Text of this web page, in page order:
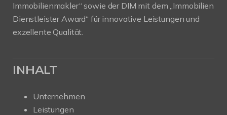
Immobilienmakler“ sowie der DIM mit dem „Immobilien
Dienstleister Award“ für innovative Leistungen und
exzellente Qualität.
INHALT
Unternehmen
Leistungen